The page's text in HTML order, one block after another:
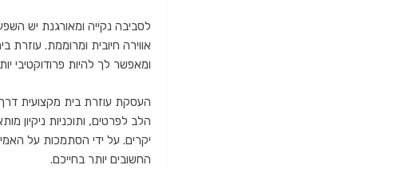
לסביבה נקייה ומאורגנת יש
אווירה חיובית ומרוממת.
ומאפשר לך להיות פרודוקטיבי
העסקת עוזרת בית מקצועית
הלב לפרטים, ותוכניות ניקיון
יקרים. על ידי הסתמכות על
החשובים יותר בחייכם.